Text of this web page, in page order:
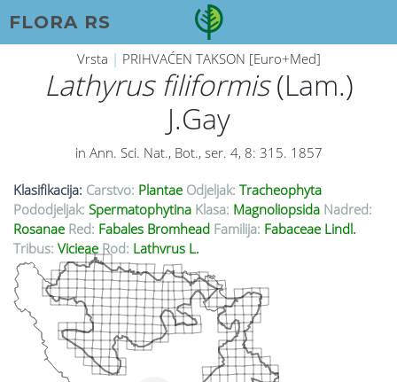
FLORA RS
Vrsta | PRIHVAĆEN TAKSON [Euro+Med]
Lathyrus filiformis(Lam.)
J.Gay
in Ann. Sci. Nat., Bot., ser. 4, 8: 315. 1857
Klasifikacija: Carstvo: Plantae Odjeljak: Tracheophyta
Pododjeljak: Spermatophytina Klasa: Magnoliopsida Nadred:
Rosanae Red: Fabales Bromhead Familija: Fabaceae Lindl.
Tribus: Vicieae Rod: Lathyrus L.